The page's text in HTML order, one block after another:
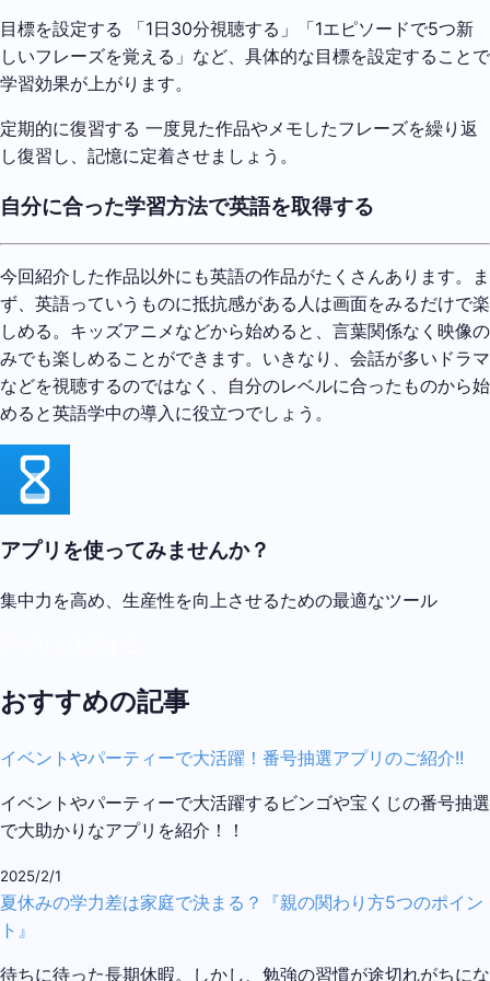
目標を設定する 「1日30分視聴する」「1エピソードで5つ新
しいフレーズを覚える」など、具体的な目標を設定することで
学習効果が上がります。
定期的に復習する 一度見た作品やメモしたフレーズを繰り返
し復習し、記憶に定着させましょう。
自分に合った学習方法で英語を取得する
今回紹介した作品以外にも英語の作品がたくさんあります。ま
ず、英語っていうものに抵抗感がある人は画面をみるだけで楽
しめる。キッズアニメなどから始めると、言葉関係なく映像の
みでも楽しめることができます。いきなり、会話が多いドラマ
などを視聴するのではなく、自分のレベルに合ったものから始
めると英語学中の導入に役立つでしょう。
アプリを使ってみませんか？
集中力を高め、生産性を向上させるための最適なツール
おすすめの記事
イベントやパーティーで大活躍！番号抽選アプリのご紹介!!
イベントやパーティーで大活躍するビンゴや宝くじの番号抽選
で大助かりなアプリを紹介！！
2025/2/1
夏休みの学力差は家庭で決まる？『親の関わり方5つのポイン
ト』
待ちに待った長期休暇。しかし、勉強の習慣が途切れがちにな